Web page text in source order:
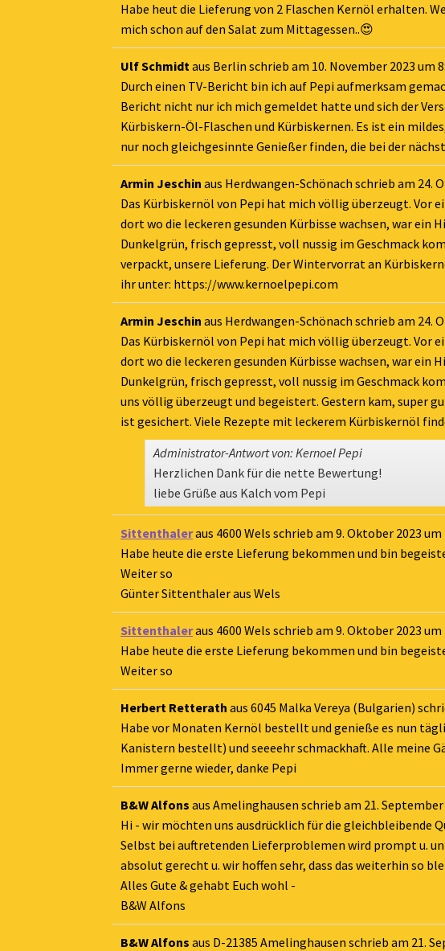
Habe heut die Lieferung von 2 Flaschen Kernöl erhalten.
mich schon auf den Salat zum Mittagessen..😍
Ulf Schmidtaus Berlin schrieb am 10. November 2023 um
Durch einen TV-Bericht bin ich auf Pepi aufmerksam
Bericht nicht nur ich mich gemeldet hatte und sich der
Kürbiskern-Öl-Flaschen und Kürbiskernen. Es ist ein
nur noch gleichgesinnte Genießer finden, die bei der
Armin Jeschinaus Herdwangen-Schönach schrieb am 24.
Das Kürbiskernöl von Pepi hat mich völlig überzeugt. Vor
dort wo die leckeren gesunden Kürbisse wachsen, war ein
Dunkelgrün, frisch gepresst, voll nussig im Geschmack
verpackt, unsere Lieferung. Der Wintervorrat an
ihr unter: https://www.kernoelpepi.com
Armin Jeschinaus Herdwangen-Schönach schrieb am 24.
Das Kürbiskernöl von Pepi hat mich völlig überzeugt. Vor
dort wo die leckeren gesunden Kürbisse wachsen, war ein
Dunkelgrün, frisch gepresst, voll nussig im Geschmack
uns völlig überzeugt und begeistert. Gestern kam, super
ist gesichert. Viele Rezepte mit leckerem Kürbiskernöl
Administrator-Antwort von: Kernoel Pepi
Herzlichen Dank für die nette Bewertung!
liebe Grüße aus Kalch vom Pepi
Sittenthaleraus 4600 Wels schrieb am 9. Oktober 2023 um
Habe heute die erste Lieferung bekommen und bin
Weiter so
Günter Sittenthaler aus Wels
Sittenthaleraus 4600 Wels schrieb am 9. Oktober 2023 um
Habe heute die erste Lieferung bekommen und bin
Weiter so
Herbert Retterathaus 6045 Malka Vereya (Bulgarien)
Habe vor Monaten Kernöl bestellt und genieße es nun
Kanistern bestellt) und seeeehr schmackhaft. Alle meine
Immer gerne wieder, danke Pepi
B&W Alfonsaus Amelinghausen schrieb am 21. September
Hi - wir möchten uns ausdrücklich für die gleichbleibende
Selbst bei auftretenden Lieferproblemen wird prompt u.
absolut gerecht u. wir hoffen sehr, dass das weiterhin so
Alles Gute & gehabt Euch wohl -
B&W Alfons
B&W Alfonsaus D-21385 Amelinghausen schrieb am 21.